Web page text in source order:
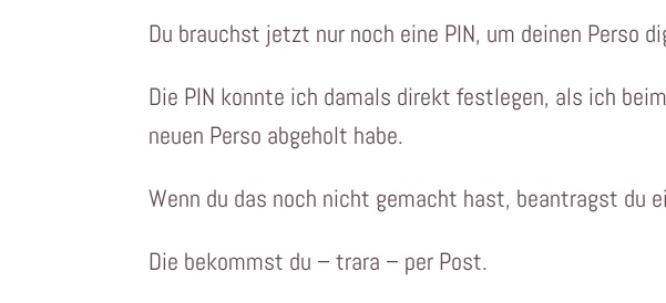
Du brauchst jetzt nur noch eine PIN, um deinen Perso
Die PIN konnte ich damals direkt festlegen, als ich
neuen Perso abgeholt habe.
Wenn du das noch nicht gemacht hast, beantragst du
Die bekommst du – trara – per Post.